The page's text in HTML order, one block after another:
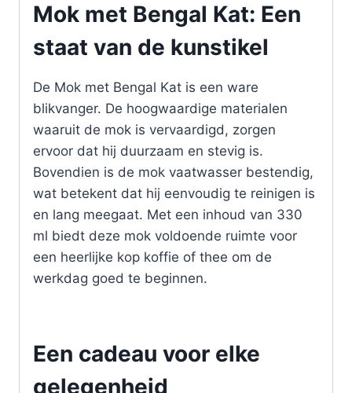
Mok met Bengal Kat: Een
staat van de kunstikel
De Mok met Bengal Kat is een ware
blikvanger. De hoogwaardige materialen
waaruit de mok is vervaardigd, zorgen
ervoor dat hij duurzaam en stevig is.
Bovendien is de mok vaatwasser bestendig,
wat betekent dat hij eenvoudig te reinigen is
en lang meegaat. Met een inhoud van 330
ml biedt deze mok voldoende ruimte voor
een heerlijke kop koffie of thee om de
werkdag goed te beginnen.
Een cadeau voor elke
gelegenheid